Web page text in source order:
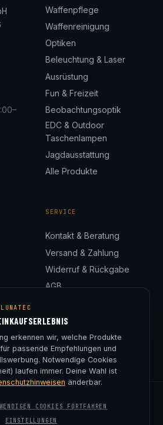
Waffenpflege
Waffenreinigung
Optiken
Beleuchtung & Laser
Ausrüstung
Fun & Freizeit
Beobachtungsoptik
EDC & Outdoor
Taschenlampen
Jagdausstattung
Alle Produkte
SERVICE
Kontakt & Beratung
Versand & Zahlung
Widerruf & Rückgabe
AGB
Impressum
Cookie-Einstellungen
erkennen wir, welche Produkte
passende Empfehlungen und
Notwendige Cookies
laufen immer. Deine Wahl ist
änderbar.
EINSTELLUNGEN
COOKIES FORTFAHREN